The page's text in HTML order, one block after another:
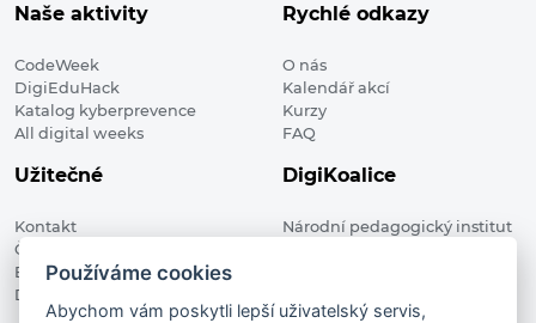
Naše aktivity
CodeWeek
DigiEduHack
Katalog kyberprevence
All digital weeks
Rychlé odkazy
O nás
Kalendář akcí
Kurzy
FAQ
Užitečné
Kontakt
Členské organizace
Blog
Digitalizace ve vzdělávání
DigiKoalice
Národní pedagogický institut
Používáme cookies
Abychom vám poskytli lepší uživatelský servis,